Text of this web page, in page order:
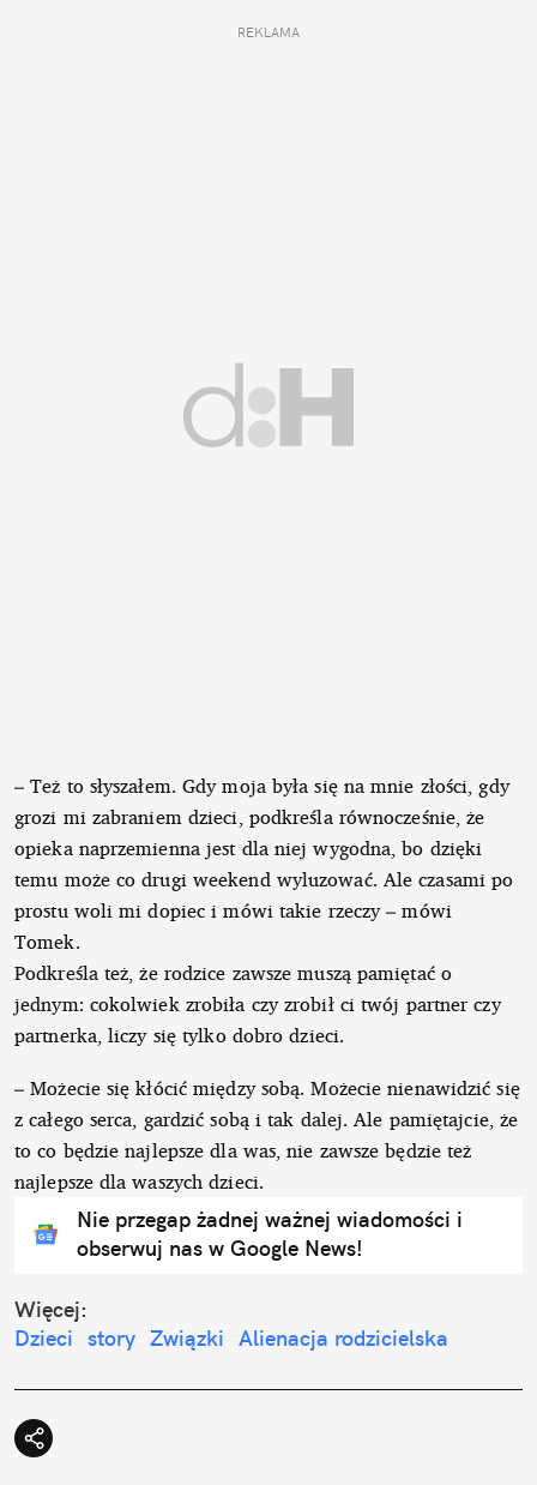
REKLAMA
– Też to słyszałem. Gdy moja była się na mnie złości, gdy
grozi mi zabraniem dzieci, podkreśla równocześnie, że
opieka naprzemienna jest dla niej wygodna, bo dzięki
temu może co drugi weekend wyluzować. Ale czasami po
prostu woli mi dopiec i mówi takie rzeczy – mówi
Tomek.
Podkreśla też, że rodzice zawsze muszą pamiętać o
jednym: cokolwiek zrobiła czy zrobił ci twój partner czy
partnerka, liczy się tylko dobro dzieci.
– Możecie się kłócić między sobą. Możecie nienawidzić się
z całego serca, gardzić sobą i tak dalej. Ale pamiętajcie, że
to co będzie najlepsze dla was, nie zawsze będzie też
najlepsze dla waszych dzieci.
Nie przegap żadnej ważnej wiadomości i
obserwuj nas w Google News!
Więcej:
Dzieci story Związki Alienacja rodzicielska